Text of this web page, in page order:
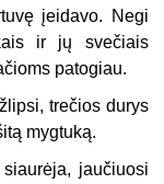
įeidavo. Negi
ir jų svečiais
patogiau.
trečios durys
mygtuką.
jaučiuosi